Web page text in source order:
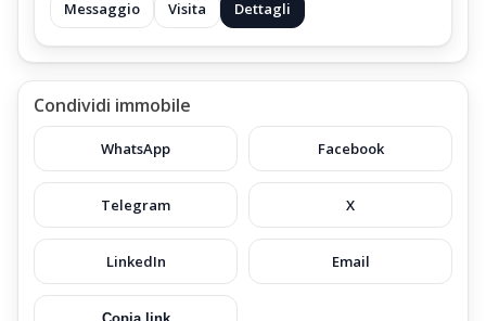
Messaggio Visita Dettagli
Condividi immobile
WhatsApp Facebook
Telegram X
LinkedIn Email